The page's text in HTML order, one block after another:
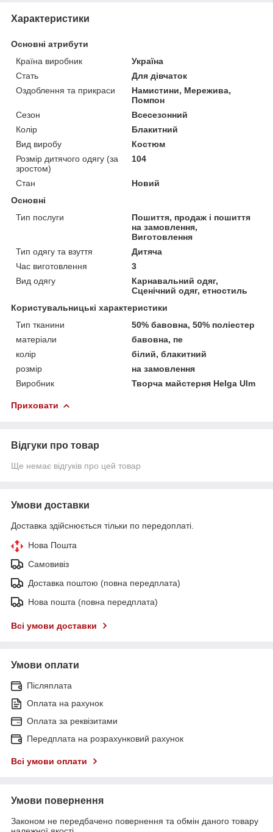
Характеристики
Основні атрибути
Країна виробник
Україна
Стать
Для дівчаток
Оздоблення та прикраси
Намистини, Мережива,
Помпон
Сезон
Всесезонний
Колір
Блакитний
Вид виробу
Костюм
Розмір дитячого одягу (за
зростом)
104
Стан
Новий
Основні
Тип послуги
Пошиття, продаж і пошиття
на замовлення,
Виготовлення
Тип одягу та взуття
Дитяча
Час виготовлення
3
Вид одягу
Карнавальний одяг,
Сценічний одяг, етностиль
Користувальницькі характеристики
Тип тканини
50% бавовна, 50% поліестер
матеріали
бавовна, пе
колір
білий, блакитний
розмір
на замовлення
Виробник
Творча майстерня Helga Ulm
Приховати
Відгуки про товар
Ще немає відгуків про цей товар
Умови доставки
Доставка здійснюється тільки по передоплаті.
Нова Пошта
Самовивіз
Доставка поштою (повна передплата)
Нова пошта (повна передплата)
Всі умови доставки
Умови оплати
Післяплата
Оплата на рахунок
Оплата за реквізитами
Передплата на розрахунковий рахунок
Всі умови оплати
Умови повернення
Законом не передбачено повернення та обмін даного товару